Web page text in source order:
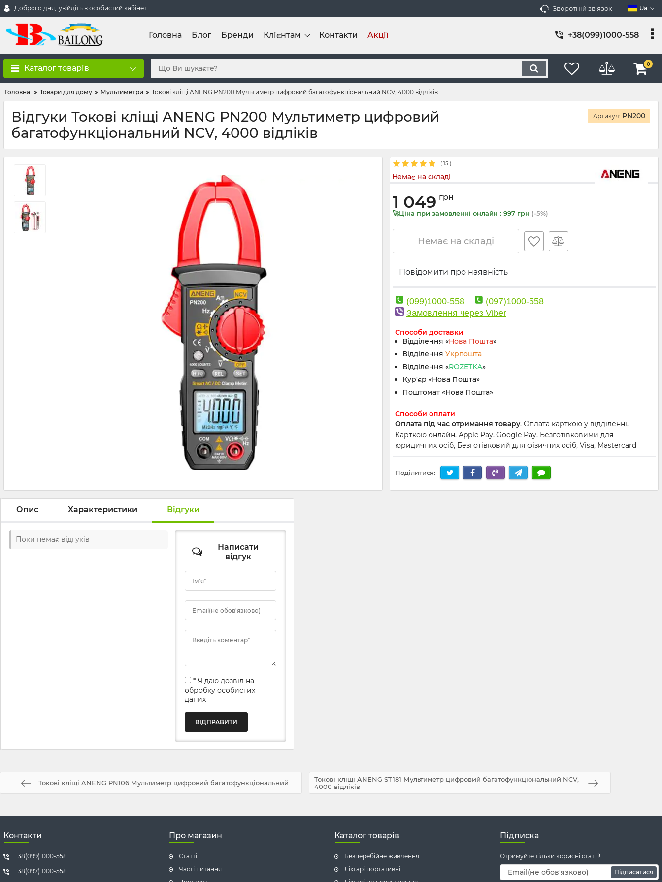
Доброго дня, увійдіть в особистий кабінет Зворотній зв'язок Ua
Головна Блог Бренди Клієнтам Контакти Акції +38(099)1000-558
Каталог товарів 0
Головна Товари для дому Мультиметри Токові кліщі ANENG PN200 Мультиметр цифровий багатофункціональний NCV, 4000 відліків
Відгуки Токові кліщі ANENG PN200 Мультиметр цифровий
багатофункціональний NCV, 4000 відліків
Артикул: PN200
( 15 )
Немає на складі
1 049 грн
🚀Ціна при замовленні онлайн : 997 грн (-5%)
Немає на складі
Повідомити про наявність
(099)1000-558
(097)1000-558
Замовлення через Viber
Способи доставки
Відділення «Нова Пошта»
Відділення Укрпошта
Відділення «ROZETKA»
Кур'єр «Нова Пошта»
Поштомат «Нова Пошта»
Способи оплати
Оплата під час отримання товару, Оплата карткою у відділенні,
Карткою онлайн, Apple Pay, Google Pay, Безготівковими для
юридичних осіб, Безготівковий для фізичних осіб, Visa, Mastercard
Поділитися:
Опис Характеристики Відгуки
Поки немає відгуків
Написати
відгук
Ім'я*
Email(не обов'язково)
Введіть коментар*
* Я даю дозвіл на
обробку особистих
даних
Токові кліщі ANENG PN106 Мультиметр цифровий багатофункціональний
Токові кліщі ANENG ST181 Мультиметр цифровий багатофункціональний NCV,
4000 відліків
Контакти
+38(099)1000-558
+38(097)1000-558
Про магазин
Статті
Часті питання
Каталог товарів
Безперебійне живлення
Ліхтарі портативні
Підписка
Отримуйте тільки корисні статті!
Підписатися